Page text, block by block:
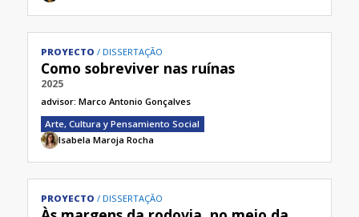
PROYECTO DISSERTAÇÃO
Como sobreviver nas ruínas
2025
advisor: Marco Antonio Gonçalves
Arte, Cultura y Pensamiento Social
Isabela Maroja Rocha
PROYECTO DISSERTAÇÃO